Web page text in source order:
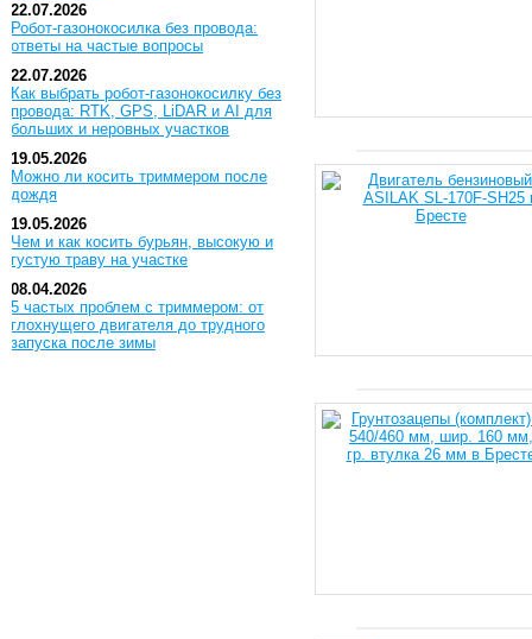
22.07.2026
Робот-газонокосилка без провода:
ответы на частые вопросы
22.07.2026
Как выбрать робот-газонокосилку без
провода: RTK, GPS, LiDAR и AI для
больших и неровных участков
19.05.2026
Можно ли косить триммером после
дождя
19.05.2026
Чем и как косить бурьян, высокую и
густую траву на участке
08.04.2026
5 частых проблем с триммером: от
глохнущего двигателя до трудного
запуска после зимы